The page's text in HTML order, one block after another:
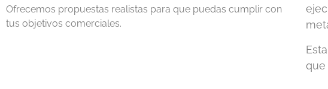
Ofrecemos propuestas realistas para que puedas cumplir con
tus objetivos comerciales.
que